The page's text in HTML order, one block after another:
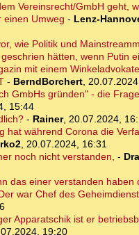
Vereinsrecht/GmbH geht,
einen Umweg - Lenz-
wie Politik und
hätten, wenn Putin
mit einem
- BerndBorchert,
GmbHs gründen" - die
15:44
- Rainer, 20.07.2024,
hat während Corona die
, 20.07.2024, 16:31
noch nicht verstanden, -
das einer verstanden haben
war Chef des
Apparatschik ist er
19:20